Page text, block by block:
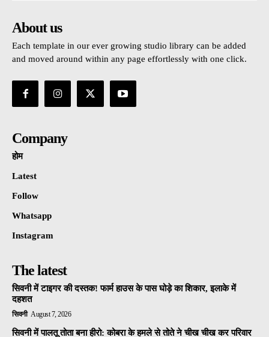
About us
Each template in our ever growing studio library can be added
and moved around within any page effortlessly with one click.
Company
होम
Latest
Follow
Whatsapp
Instagram
The latest
सिवनी में टाइगर की दस्तक! फार्म हाउस के पास घोड़े का शिकार, इलाके में
दहशत
सिवनी August 7, 2026
सिवनी में पालतू तोता बना हीरो: कोबरा के हमले से तोते ने चीख चीख कर परिवार